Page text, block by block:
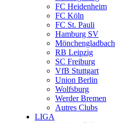
FC Heidenheim
FC Köln
FC St. Pauli
Hamburg SV
Mönchengladbach
RB Leipzig
SC Freiburg
VfB Stuttgart
Union Berlin
Wolfsburg
Werder Bremen
Autres Clubs
LIGA